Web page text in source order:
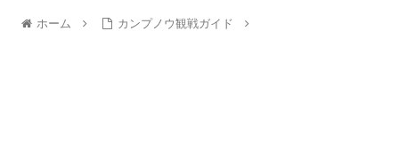
ホーム カンプノウ観戦ガイド